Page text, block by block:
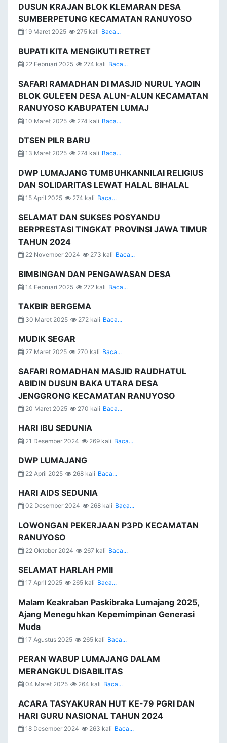
DUSUN KRAJAN BLOK KLEMARAN DESA
SUMBERPETUNG KECAMATAN RANUYOSO
19 Maret 2025 275 kali Baca...
BUPATI KITA MENGIKUTI RETRET
22 Februari 2025 274 kali Baca...
SAFARI RAMADHAN DI MASJID NURUL YAQIN
BLOK GULE'EN DESA ALUN-ALUN KECAMATAN
RANUYOSO KABUPATEN LUMAJ
10 Maret 2025 274 kali Baca...
DTSEN PILR BARU
13 Maret 2025 274 kali Baca...
DWP LUMAJANG TUMBUHKANNILAI RELIGIUS
DAN SOLIDARITAS LEWAT HALAL BIHALAL
15 April 2025 274 kali Baca...
SELAMAT DAN SUKSES POSYANDU
BERPRESTASI TINGKAT PROVINSI JAWA TIMUR
TAHUN 2024
22 November 2024 273 kali Baca...
BIMBINGAN DAN PENGAWASAN DESA
14 Februari 2025 272 kali Baca...
TAKBIR BERGEMA
30 Maret 2025 272 kali Baca...
MUDIK SEGAR
27 Maret 2025 270 kali Baca...
SAFARI ROMADHAN MASJID RAUDHATUL
ABIDIN DUSUN BAKA UTARA DESA
JENGGRONG KECAMATAN RANUYOSO
20 Maret 2025 270 kali Baca...
HARI IBU SEDUNIA
21 Desember 2024 269 kali Baca...
DWP LUMAJANG
22 April 2025 268 kali Baca...
HARI AIDS SEDUNIA
02 Desember 2024 268 kali Baca...
LOWONGAN PEKERJAAN P3PD KECAMATAN
RANUYOSO
22 Oktober 2024 267 kali Baca...
SELAMAT HARLAH PMII
17 April 2025 265 kali Baca...
Malam Keakraban Paskibraka Lumajang 2025,
Ajang Meneguhkan Kepemimpinan Generasi
Muda
17 Agustus 2025 265 kali Baca...
PERAN WABUP LUMAJANG DALAM
MERANGKUL DISABILITAS
04 Maret 2025 264 kali Baca...
ACARA TASYAKURAN HUT KE-79 PGRI DAN
HARI GURU NASIONAL TAHUN 2024
18 Desember 2024 263 kali Baca...